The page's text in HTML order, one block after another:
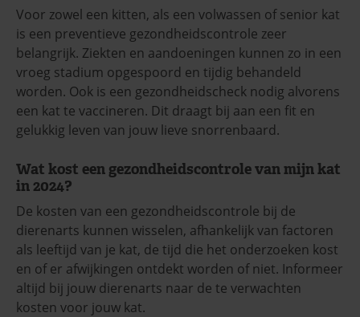
Voor zowel een kitten, als een volwassen of senior kat
is een preventieve gezondheidscontrole zeer
belangrijk. Ziekten en aandoeningen kunnen zo in een
vroeg stadium opgespoord en tijdig behandeld
worden. Ook is een gezondheidscheck nodig alvorens
een kat te vaccineren. Dit draagt bij aan een fit en
gelukkig leven van jouw lieve snorrenbaard.
Wat kost een gezondheidscontrole van mijn kat
in 2024?
De kosten van een gezondheidscontrole bij de
dierenarts kunnen wisselen, afhankelijk van factoren
als leeftijd van je kat, de tijd die het onderzoeken kost
en of er afwijkingen ontdekt worden of niet. Informeer
altijd bij jouw dierenarts naar de te verwachten
kosten voor jouw kat.